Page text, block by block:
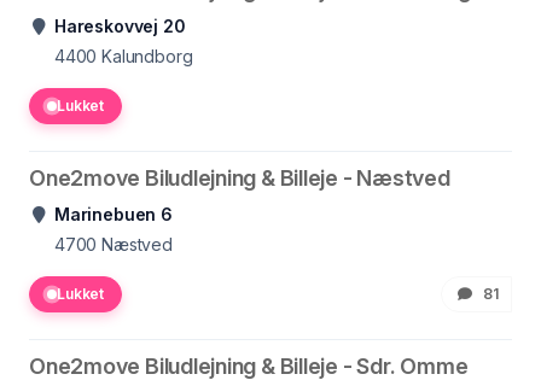
Hareskovvej 20
4400 Kalundborg
Lukket
One2move Biludlejning & Billeje - Næstved
Marinebuen 6
4700 Næstved
Lukket 81
One2move Biludlejning & Billeje - Sdr. Omme